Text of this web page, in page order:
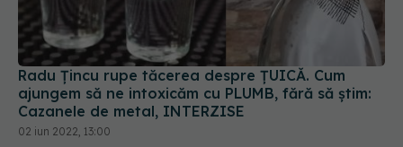
Radu Țincu rupe tăcerea despre ȚUICĂ. Cum
ajungem să ne intoxicăm cu PLUMB, fără să știm:
Cazanele de metal, INTERZISE
02 iun 2022, 13:00